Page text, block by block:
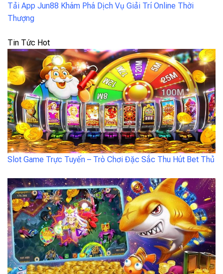
Tải App Jun88 Khám Phá Dịch Vụ Giải Trí Online Thời
Thượng
Tin Tức Hot
Slot Game Trực Tuyến – Trò Chơi Đặc Sắc Thu Hút Bet Thủ